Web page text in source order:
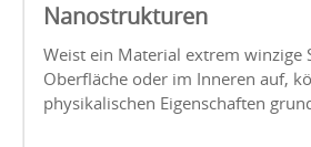
Nanostrukturen
Weist ein Material extrem winzige
Oberfläche oder im Inneren auf,
physikalischen Eigenschaften